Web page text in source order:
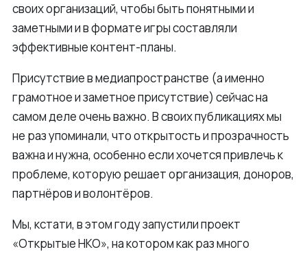
своих организаций, чтобы быть понятными и
заметными и в формате игры составляли
эффективные контент-планы.
Присутствие в медиапространстве (а именно
грамотное и заметное присутствие) сейчас на
самом деле очень важно. В своих публикациях мы
не раз упоминали, что открытость и прозрачность
важна и нужна, особенно если хочется привлечь к
проблеме, которую решает организация, доноров,
партнёров и волонтёров.
Мы, кстати, в этом году запустили проект
«Открытые НКО», на котором как раз много